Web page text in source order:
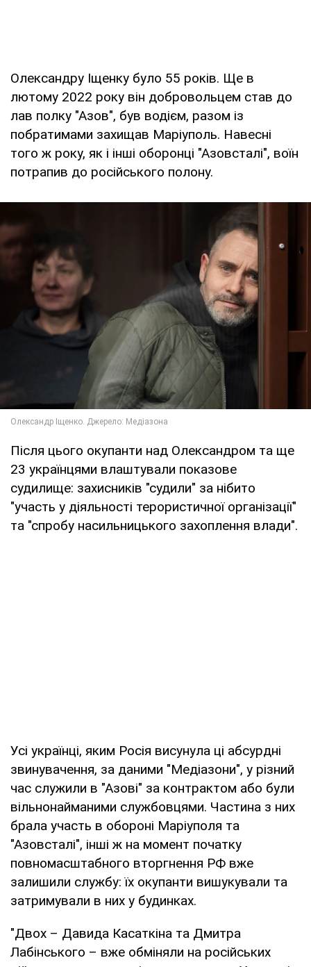
Олександру Іщенку було 55 років. Ще в
лютому 2022 року він добровольцем став до
лав полку "Азов", був водієм, разом із
побратимами захищав Маріуполь. Навесні
того ж року, як і інші оборонці "Азовсталі", воїн
потрапив до російського полону.
Після цього окупанти над Олександром та ще
23 українцями влаштували показове
судилище: захисників "судили" за нібито
"участь у діяльності терористичної організації"
та "спробу насильницького захоплення влади".
Усі українці, яким Росія висунула ці абсурдні
звинувачення, за даними "Медіазони", у різний
час служили в "Азові" за контрактом або були
вільнонайманими службовцями. Частина з них
брала участь в обороні Маріуполя та
"Азовсталі", інші ж на момент початку
повномасштабного вторгнення РФ вже
залишили службу: їх окупанти вишукували та
затримували в них у будинках.
"Двох – Давида Касаткіна та Дмитра
Лабінського – вже обміняли на російських